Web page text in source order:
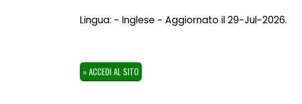
Lingua: - Inglese - Aggiornato il 29-Jul-2026.
» ACCEDI AL SITO